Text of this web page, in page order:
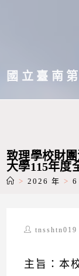
主國立臺南
致理學校財
大學115年度
> 2026 年 > 6
Posttnsshtn019
主旨：本